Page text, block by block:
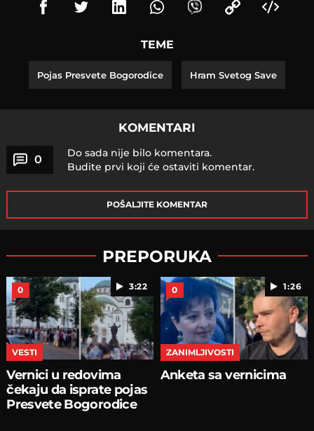
TEME
Pojas Presvete Bogorodice Hram Svetog Save
KOMENTARI
0
Do sada nije bilo komentara.
Budite prvi koji će ostaviti komentar.
POŠALJITE KOMENTAR
PREPORUKA
3:22
0
VESTI
Vernici u redovima
čekaju da isprate pojas
Presvete Bogorodice
1:26
0
ZANIMLJIVOSTI
Anketa sa vernicima